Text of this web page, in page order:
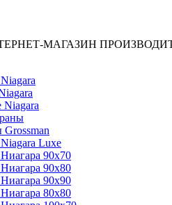
МАГАЗИН
Luxe
90x70
90x80
90x90
80x80